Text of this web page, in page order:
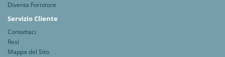
Diventa Fornitore
Servizio Cliente
Contattaci
Resi
Mappa del Sito